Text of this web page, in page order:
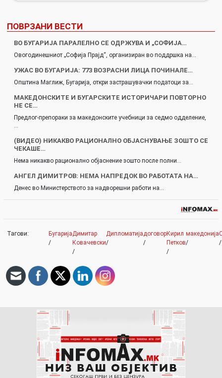
ПОВРЗАНИ ВЕСТИ
ВО БУГАРИЈА ПАРАЛЕЛНО СЕ ОДРЖУВА И „СОФИЈА…
Овогодинешниот „Софија Прајд“, организиран во поддршка на…
УЖАС ВО БУГАРИЈА: 773 ВОЗРАСНИ ЛИЦА ПОЧИНАЛЕ…
Општина Маглиж, Бугарија, откри застрашувачки податоци за…
МАКЕДОНСКИТЕ И БУГАРСКИТЕ ИСТОРИЧАРИ ПОВТОРНО
НЕ СЕ…
Предлог-препораки за македонските учебници за седмо одделение,
(ВИДЕО) НИКАКВО РАЦИОНАЛНО ОБЈАСНУВАЊЕ ЗОШТО СЕ
ЧЕКАШЕ…
Нема никакво рационално објаснение зошто после полни…
АНГЕЛ ДИМИТРОВ: НЕМА НАПРЕДОК ВО РАБОТАТА НА…
Денес во Министерството за надворешни работи на…
Тагови:
Бугарија
/
Димитар
Ковачевски
/
Дипломатија
/
договор
/
Кирил
Петков
/
македонија
/
/